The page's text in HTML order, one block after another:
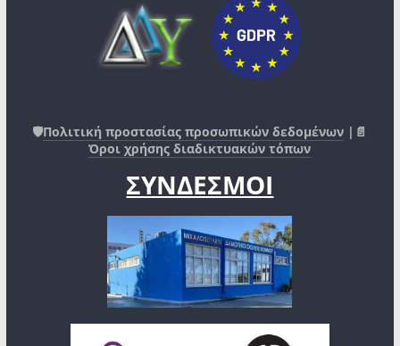
🛡️Πολιτική προστασίας προσωπικών δεδομένων |📄
Όροι χρήσης διαδικτυακών τόπων
ΣΥΝΔΕΣΜΟΙ